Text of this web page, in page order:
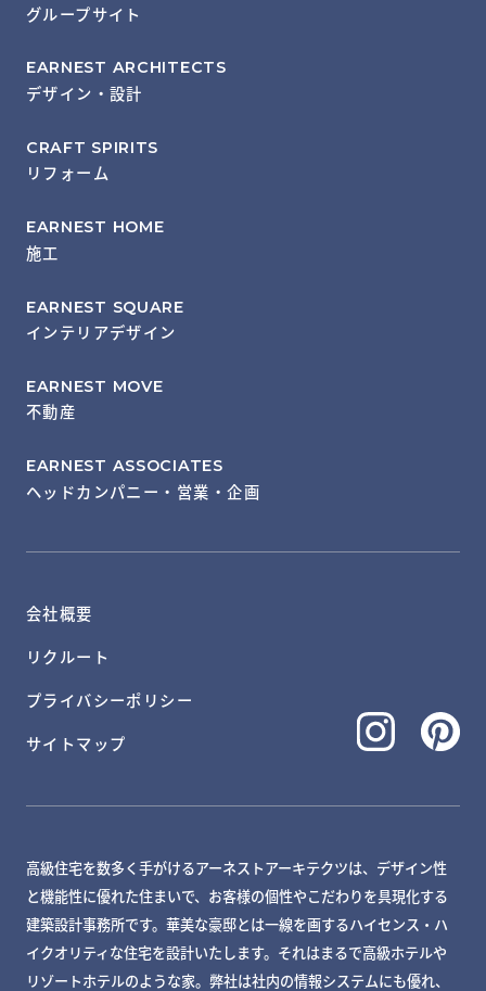
グループサイト
EARNEST ARCHITECTS
デザイン・設計
CRAFT SPIRITS
リフォーム
EARNEST HOME
施工
EARNEST SQUARE
インテリアデザイン
EARNEST MOVE
不動産
EARNEST ASSOCIATES
ヘッドカンパニー・営業・企画
会社概要
リクルート
プライバシーポリシー
サイトマップ
高級住宅を数多く手がけるアーネストアーキテクツは、デザイン性
と機能性に優れた住まいで、お客様の個性やこだわりを具現化する
建築設計事務所です。華美な豪邸とは一線を画するハイセンス・ハ
イクオリティな住宅を設計いたします。それはまるで高級ホテルや
リゾートホテルのような家。弊社は社内の情報システムにも優れ、